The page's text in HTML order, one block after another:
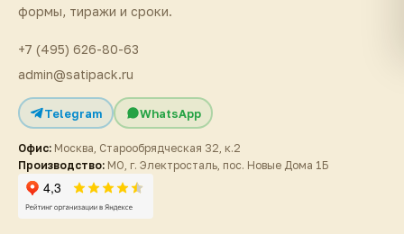
формы, тиражи и сроки.
+7 (495) 626-80-63
admin@satipack.ru
Telegram WhatsApp
Офис: Москва, Старообрядческая 32, к.2
Производство: МО, г. Электросталь, пос. Новые Дома 1Б